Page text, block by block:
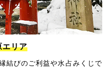
エリア
結びのご利益や水占みくじで